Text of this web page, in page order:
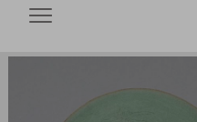
Open menu